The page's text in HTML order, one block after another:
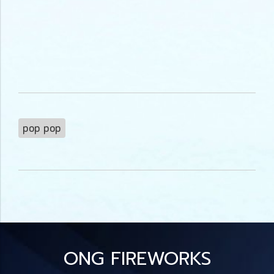
pop pop
ONG FIREWORKS